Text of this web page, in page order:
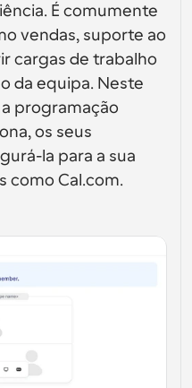
Suporte
Cuidados de saúde
para adicionar
OAuth
favoritas
participantes
o nosso sistema?
de ajuda
website
É comumente
vendas, suporte ao
cargas de trabalho
da equipa. Neste
programação
os seus
la para a sua
como Cal.com.